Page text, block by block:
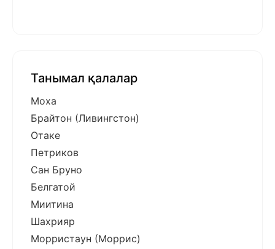
Танымал қалалар
Моха
Брайтон (Ливингстон)
Отаке
Петриков
Сан Бруно
Белгатой
Миитина
Шахрияр
Морристаун (Моррис)